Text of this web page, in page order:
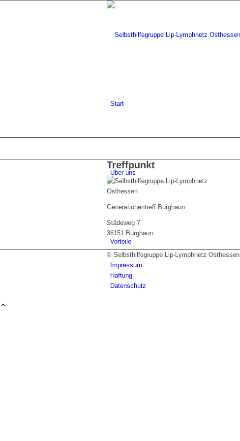
Start
Über uns
Vorteile
Treffpunkt
Generationentreff Burghaun
Städeweg 7
36151 Burghaun
© Selbsthilfegruppe Lip-Lymphnetz Osthessen
Impressum
Haftung
Datenschutz